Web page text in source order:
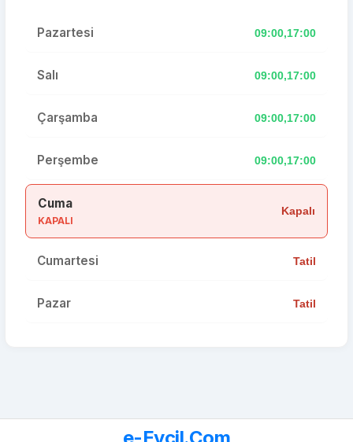
Pazartesi 09:00,17:00
Salı 09:00,17:00
Çarşamba 09:00,17:00
Perşembe 09:00,17:00
Cuma
KAPALI
Kapalı
Cumartesi Tatil
Pazar Tatil